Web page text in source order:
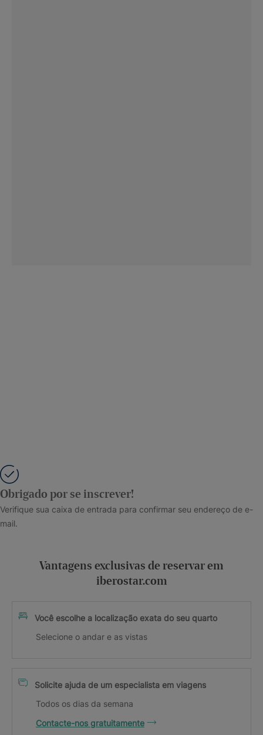
Obrigado por se inscrever!
Verifique sua caixa de entrada para confirmar seu endereço de e-
mail.
Vantagens exclusivas de reservar em
iberostar.com
Você escolhe a localização exata do seu quarto
Selecione o andar e as vistas
Solicite ajuda de um especialista em viagens
Todos os dias da semana
Contacte-nos gratuitamente